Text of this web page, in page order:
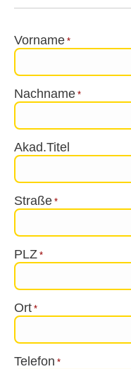
Vorname *
Nachname *
Akad.Titel
Straße *
PLZ *
Ort *
Telefon *